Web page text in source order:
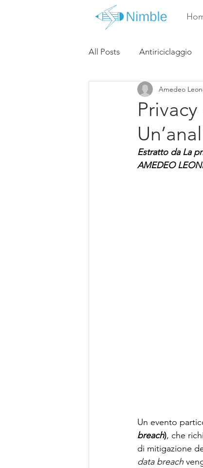
All Posts Antiriciclaggio
Amedeo
Estratto da La
AMEDEO
Un evento
breach), che
di mitigazione
data breach